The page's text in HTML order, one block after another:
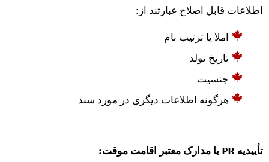
اطلاعات قابل اصلاح عبارتند از:
املا یا ترتیب نام
تاریخ تولد
جنسیت
هرگونه اطلاعات دیگری در مورد سند
تأییدیه PR یا مدارک معتبر اقامت موقت: